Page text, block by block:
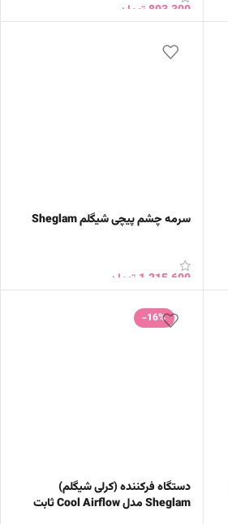
893,300 تومان
سرمه چشم پیچی شیگلم Sheglam
1,215,600 تومان
-16%
دستگاه فرکننده (کرلی شیگلم)
Sheglam مدل Cool Airflow ثابت